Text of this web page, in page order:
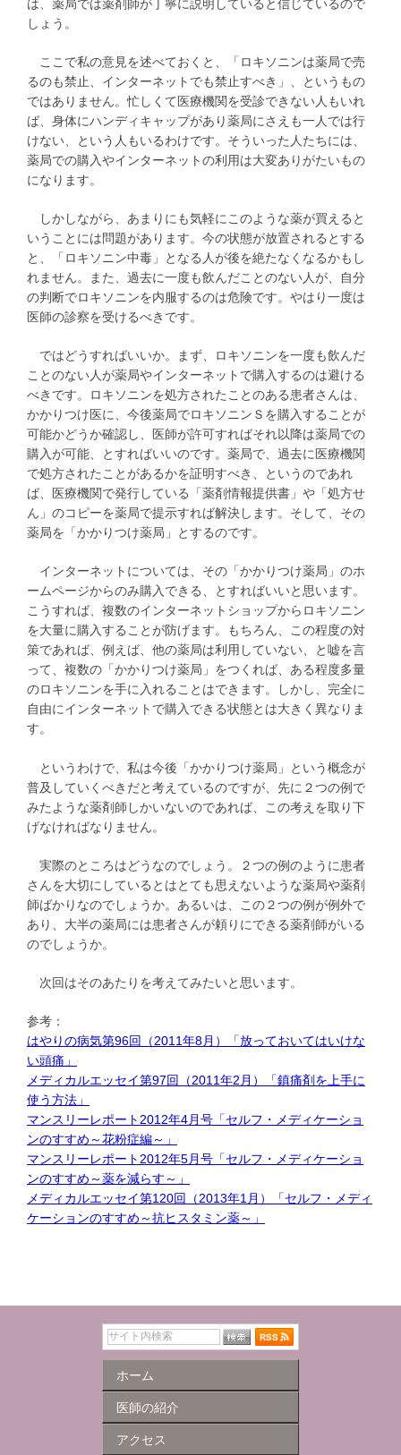
は、薬局では薬剤師が丁寧に説明していると信じているので
しょう。
ここで私の意見を述べておくと、「ロキソニンは薬局で売
るのも禁止、インターネットでも禁止すべき」、というもの
ではありません。忙しくて医療機関を受診できない人もいれ
ば、身体にハンディキャップがあり薬局にさえも一人では行
けない、という人もいるわけです。そういった人たちには、
薬局での購入やインターネットの利用は大変ありがたいもの
になります。
しかしながら、あまりにも気軽にこのような薬が買えると
いうことには問題があります。今の状態が放置されるとする
と、「ロキソニン中毒」となる人が後を絶たなくなるかもし
れません。また、過去に一度も飲んだことのない人が、自分
の判断でロキソニンを内服するのは危険です。やはり一度は
医師の診察を受けるべきです。
ではどうすればいいか。まず、ロキソニンを一度も飲んだ
ことのない人が薬局やインターネットで購入するのは避ける
べきです。ロキソニンを処方されたことのある患者さんは、
かかりつけ医に、今後薬局でロキソニンＳを購入することが
可能かどうか確認し、医師が許可すればそれ以降は薬局での
購入が可能、とすればいいのです。薬局で、過去に医療機関
で処方されたことがあるかを証明すべき、というのであれ
ば、医療機関で発行している「薬剤情報提供書」や「処方せ
ん」のコピーを薬局で提示すれば解決します。そして、その
薬局を「かかりつけ薬局」とするのです。
インターネットについては、その「かかりつけ薬局」のホ
ームページからのみ購入できる、とすればいいと思います。
こうすれば、複数のインターネットショップからロキソニン
を大量に購入することが防げます。もちろん、この程度の対
策であれば、例えば、他の薬局は利用していない、と嘘を言
って、複数の「かかりつけ薬局」をつくれば、ある程度多量
のロキソニンを手に入れることはできます。しかし、完全に
自由にインターネットで購入できる状態とは大きく異なりま
す。
というわけで、私は今後「かかりつけ薬局」という概念が
普及していくべきだと考えているのですが、先に２つの例で
みたような薬剤師しかいないのであれば、この考えを取り下
げなければなりません。
実際のところはどうなのでしょう。２つの例のように患者
さんを大切にしているとはとても思えないような薬局や薬剤
師ばかりなのでしょうか。あるいは、この２つの例が例外で
あり、大半の薬局には患者さんが頼りにできる薬剤師がいる
のでしょうか。
次回はそのあたりを考えてみたいと思います。
参考：
はやりの病気第96回（2011年8月）「放っておいてはいけな
い頭痛」
メディカルエッセイ第97回（2011年2月）「鎮痛剤を上手に
使う方法」
マンスリーレポート2012年4月号「セルフ・メディケーショ
ンのすすめ～花粉症編～」
マンスリーレポート2012年5月号「セルフ・メディケーショ
ンのすすめ～薬を減らす～」
メディカルエッセイ第120回（2013年1月）「セルフ・メディ
ケーションのすすめ～抗ヒスタミン薬～」
ホーム
医師の紹介
アクセス